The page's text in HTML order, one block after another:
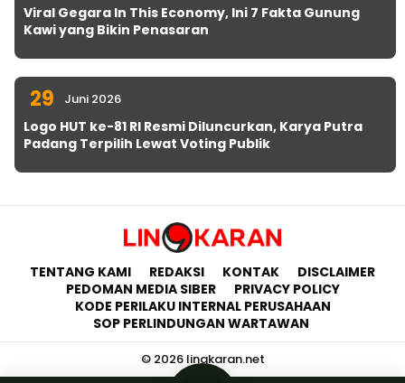
Viral Gegara In This Economy, Ini 7 Fakta Gunung
Kawi yang Bikin Penasaran
29 Juni 2026
Logo HUT ke-81 RI Resmi Diluncurkan, Karya Putra
Padang Terpilih Lewat Voting Publik
TENTANG KAMI REDAKSI KONTAK
DISCLAIMER
PEDOMAN MEDIA SIBER
PRIVACY POLICY
KODE PERILAKU INTERNAL PERUSAHAAN
SOP PERLINDUNGAN WARTAWAN
© 2026 lingkaran.net